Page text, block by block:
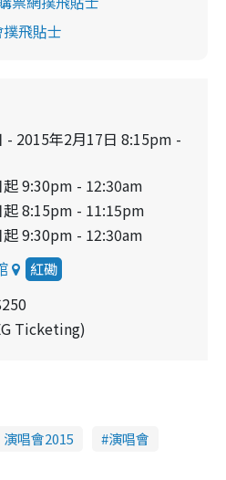
飛貼士
- 2015年2月17日 8:15pm -
9:30pm - 12:30am
8:15pm - 11:15pm
9:30pm - 12:30am
紅磡
Ticketing)
唱會2015
演唱會